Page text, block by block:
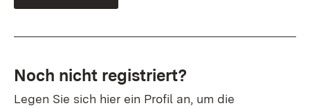
Noch nicht registriert?
Legen Sie sich hier ein Profil an, um die